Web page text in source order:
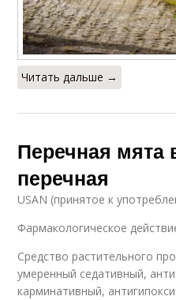
Читать дальше →
Перечная мята
перечная
USAN (принятое к
Фармакологическое
Средство растительного
умеренный седативный,
карминативный,